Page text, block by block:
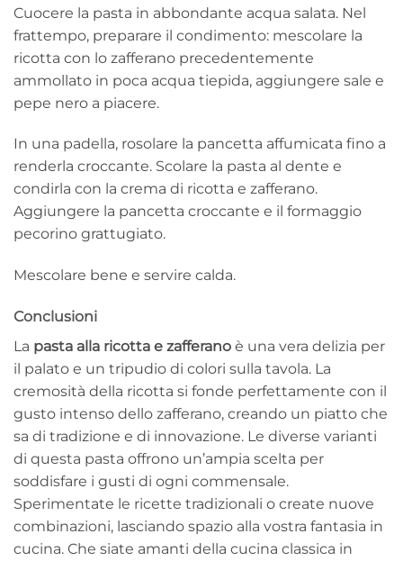
Cuocere la pasta in abbondante acqua salata. Nel
frattempo, preparare il condimento: mescolare la
ricotta con lo zafferano precedentemente
ammollato in poca acqua tiepida, aggiungere sale e
pepe nero a piacere.
In una padella, rosolare la pancetta affumicata fino a
renderla croccante. Scolare la pasta al dente e
condirla con la crema di ricotta e zafferano.
Aggiungere la pancetta croccante e il formaggio
pecorino grattugiato.
Mescolare bene e servire calda.
Conclusioni
La pasta alla ricotta e zafferano è una vera delizia per
il palato e un tripudio di colori sulla tavola. La
cremosità della ricotta si fonde perfettamente con il
gusto intenso dello zafferano, creando un piatto che
sa di tradizione e di innovazione. Le diverse varianti
di questa pasta offrono un’ampia scelta per
soddisfare i gusti di ogni commensale.
Sperimentate le ricette tradizionali o create nuove
combinazioni, lasciando spazio alla vostra fantasia in
cucina. Che siate amanti della cucina classica in